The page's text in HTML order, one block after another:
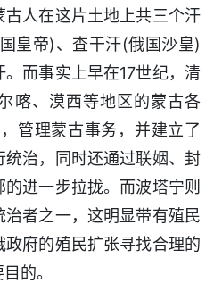
人在这片土地上共三个汗
皇帝)、査干汗(俄国沙皇)
而事实上早在17世纪，清
喀、漠西等地区的蒙古各
管理蒙古事务，并建立了
治，同时还通过联姻、封
进一步拉拢。而波塔宁则
者之一，这明显带有殖民
府的殖民扩张寻找合理的
的。